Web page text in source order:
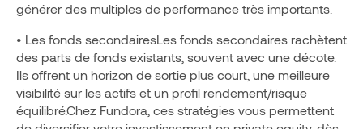
générer des multiples de performance très importants.
• Les fonds secondairesLes fonds secondaires rachètent
des parts de fonds existants, souvent avec une décote.
Ils offrent un horizon de sortie plus court, une meilleure
visibilité sur les actifs et un profil rendement/risque
équilibré.Chez Fundora, ces stratégies vous permettent